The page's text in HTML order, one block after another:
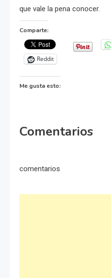
que vale la pena conocer.
Comparte:
Reddit
Me gusta esto:
Comentarios
comentarios